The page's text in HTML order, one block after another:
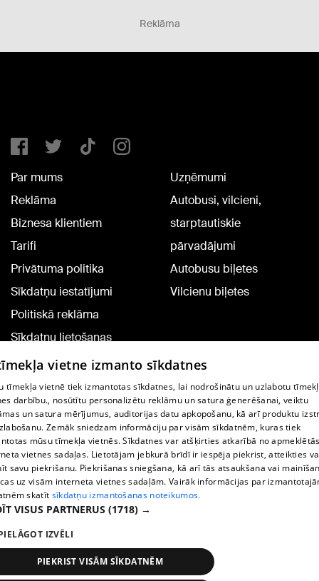
Reklāma
Par mums
Reklāma
Biznesa klientiem
Tarifi
Privātuma politika
Sīkdatņu iestatījumi
Politiskā reklāma
Sīkdatņu lietošanas
noteikumi
Komentāru pievienošana
Uzņēmumi
Autobusi, vilcieni,
starptautiskie
pārvadājumi
Autobusu biļetes
Vilcienu biļetes
TV programma
Līguma noteikumi
360 Ziņu kontakti
Helio Media
Portāla palīdzības dienests: e-pasts -
All rights reserved.
vietne izmanto sīkdatnes
tīmekļa vietnē tiek izmantotas sīkdatnes, lai nodrošinātu un uzlabotu
darbību., nosūtītu personalizētu reklāmu un satura ģenerēšanai, veiktu
un satura mērījumus, auditorijas datu apkopošanu, kā arī produktu
Zemāk sniedzam informāciju par visām sīkdatnēm, kuras tiek
mūsu tīmekļa vietnēs. Sīkdatnes var atšķirties atkarībā no
vietnes sadaļas. Lietotājam jebkurā brīdī ir iespēja piekrist, atteikties
savu piekrišanu. Piekrišanas sniegšana, kā arī tās atsaukšana vai
uz visām interneta vietnes sadaļām. Vairāk informācijas par
skatīt sīkdatņu izmantošanas noteikumos.
VISUS PARTNERUS (1718) →
IZVĒLI
PIEKRIST VISĀM SĪKDATNĒM